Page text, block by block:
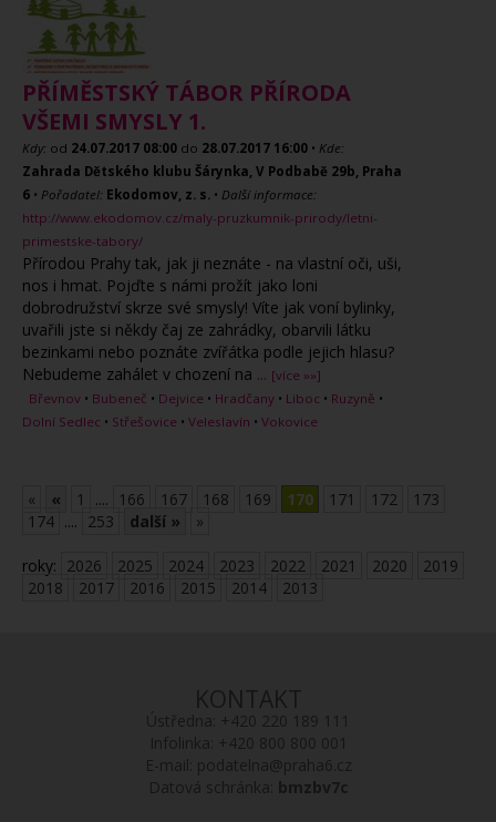
PŘÍMĚSTSKÝ TÁBOR PŘÍRODA
VŠEMI SMYSLY 1.
Kdy: od 24.07.2017 08:00 do 28.07.2017 16:00 • Kde:
Zahrada Dětského klubu Šárynka, V Podbabě 29b, Praha
6 • Pořadatel: Ekodomov, z. s. • Další informace:
http://www.ekodomov.cz/maly-pruzkumnik-prirody/letni-
primestske-tabory/
Přírodou Prahy tak, jak ji neznáte - na vlastní oči, uši,
nos i hmat. Pojďte s námi prožít jako loni
dobrodružství skrze své smysly! Víte jak voní bylinky,
uvařili jste si někdy čaj ze zahrádky, obarvili látku
bezinkami nebo poznáte zvířátka podle jejich hlasu?
Nebudeme zahálet v chození na ... [více »»]
Břevnov • Bubeneč • Dejvice • Hradčany • Liboc • Ruzyně •
Dolní Sedlec • Střešovice • Veleslavín • Vokovice
« « 1 .... 166 167 168 169 170 171 172
173
174 .... 253 další » »
roky: 2026 2025 2024 2023 2022 2021 2020
2019
2018
2017 2016 2015 2014 2013
KONTAKT
Ústředna: +420 220 189 111
Infolinka: +420 800 800 001
E-mail: podatelna@praha6.cz
Datová schránka: bmzbv7c